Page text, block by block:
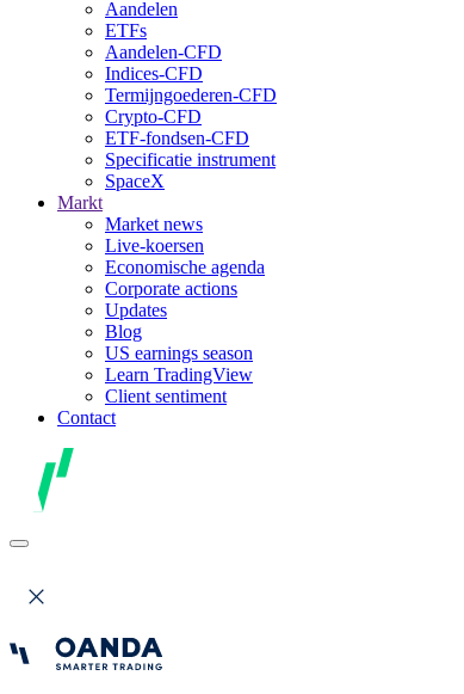
Aandelen
ETFs
Aandelen-CFD
Indices-CFD
Termijngoederen-CFD
Crypto-CFD
ETF-fondsen-CFD
Specificatie instrument
SpaceX
Markt
Market news
Live-koersen
Economische agenda
Corporate actions
Updates
Blog
US earnings season
Learn TradingView
Client sentiment
Contact